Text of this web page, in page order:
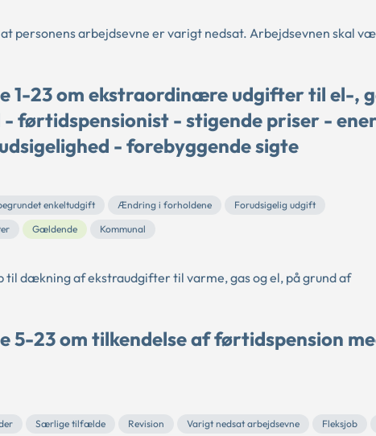
personens arbejdsevne er varigt nedsat. Arbejdsevnen skal
1-23 om ekstraordinære udgifter til el-,
førtidspensionist - stigende priser -
- forebyggende sigte
enkeltudgift Ændring i forholdene
Forudsigelig udgift
Gældende Kommunal
dækning af ekstraudgifter til varme, gas og el, på grund af
5-23 om tilkendelse af førtidspension
Særlige tilfælde Revision Varigt nedsat arbejdsevne Fleksjob